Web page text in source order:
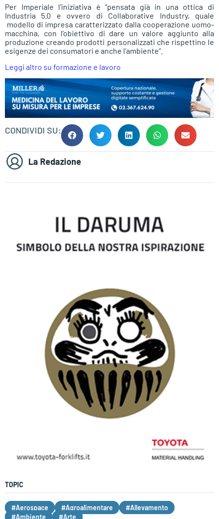
Per Imperiale l’iniziativa è “pensata già in una ottica di
Industria 5.0 e ovvero di Collaborative Industry, quale
modello di impresa caratterizzato dalla cooperazione uomo-
macchina, con l’obiettivo di dare un valore aggiunto alla
produzione creando prodotti personalizzati che rispettino le
esigenze dei consumatori e anche l’ambiente”.
Leggi altro su formazione e lavoro
CONDIVIDI SU:
La Redazione
TOPIC
#Aerospace #Agroalimentare
#Allevamento
#Ambiente
#Arte